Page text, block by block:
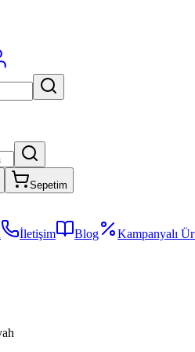
Sepetim
İletişim Blog
Kampanyalı